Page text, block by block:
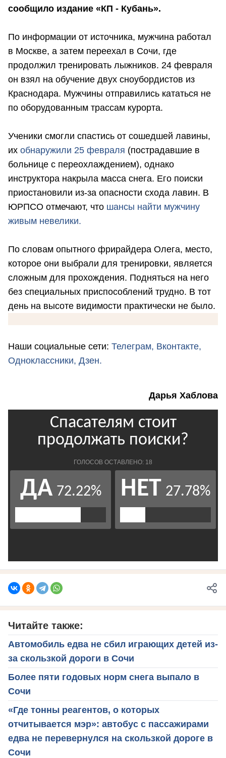
сообщило издание «КП - Кубань».
По информации от источника, мужчина работал
в Москве, а затем переехал в Сочи, где
продолжил тренировать лыжников. 24 февраля
он взял на обучение двух сноубордистов из
Краснодара. Мужчины отправились кататься не
по оборудованным трассам курорта.
Ученики смогли спастись от сошедшей лавины,
их обнаружили 25 февраля (пострадавшие в
больнице с переохлаждением), однако
инструктора накрыла масса снега. Его поиски
приостановили из-за опасности схода лавин. В
ЮРПСО отмечают, что шансы найти мужчину
живым невелики.
По словам опытного фрирайдера Олега, место,
которое они выбрали для тренировки, является
сложным для прохождения. Подняться на него
без специальных приспособлений трудно. В тот
день на высоте видимости практически не было.
Наши социальные сети: Телеграм, Вконтакте,
Одноклассники, Дзен.
Дарья Хаблова
Читайте также:
Автомобиль едва не сбил играющих детей из-
за скользкой дороги в Сочи
Более пяти годовых норм снега выпало в
Сочи
«Где тонны реагентов, о которых
отчитывается мэр»: автобус с пассажирами
едва не перевернулся на скользкой дороге в
Сочи